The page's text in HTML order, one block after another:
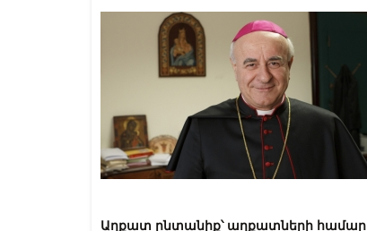
Աղքատ ընտանիք՝ աղքատների համար